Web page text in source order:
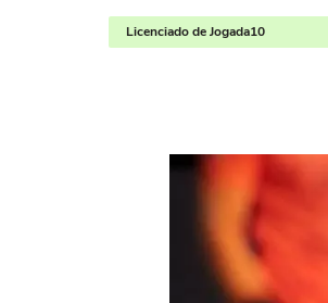
Licenciado de Jogada10